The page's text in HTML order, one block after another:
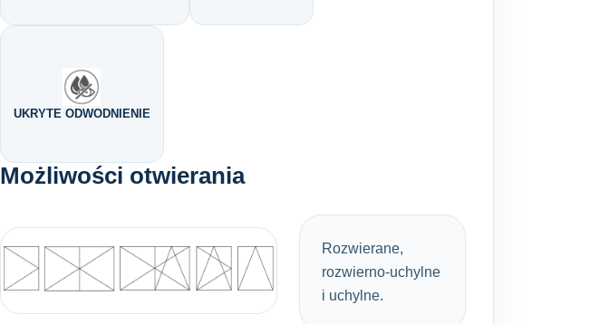
UKRYTE ODWODNIENIE
Możliwości otwierania
Rozwierane,
rozwierno-uchylne
i uchylne.